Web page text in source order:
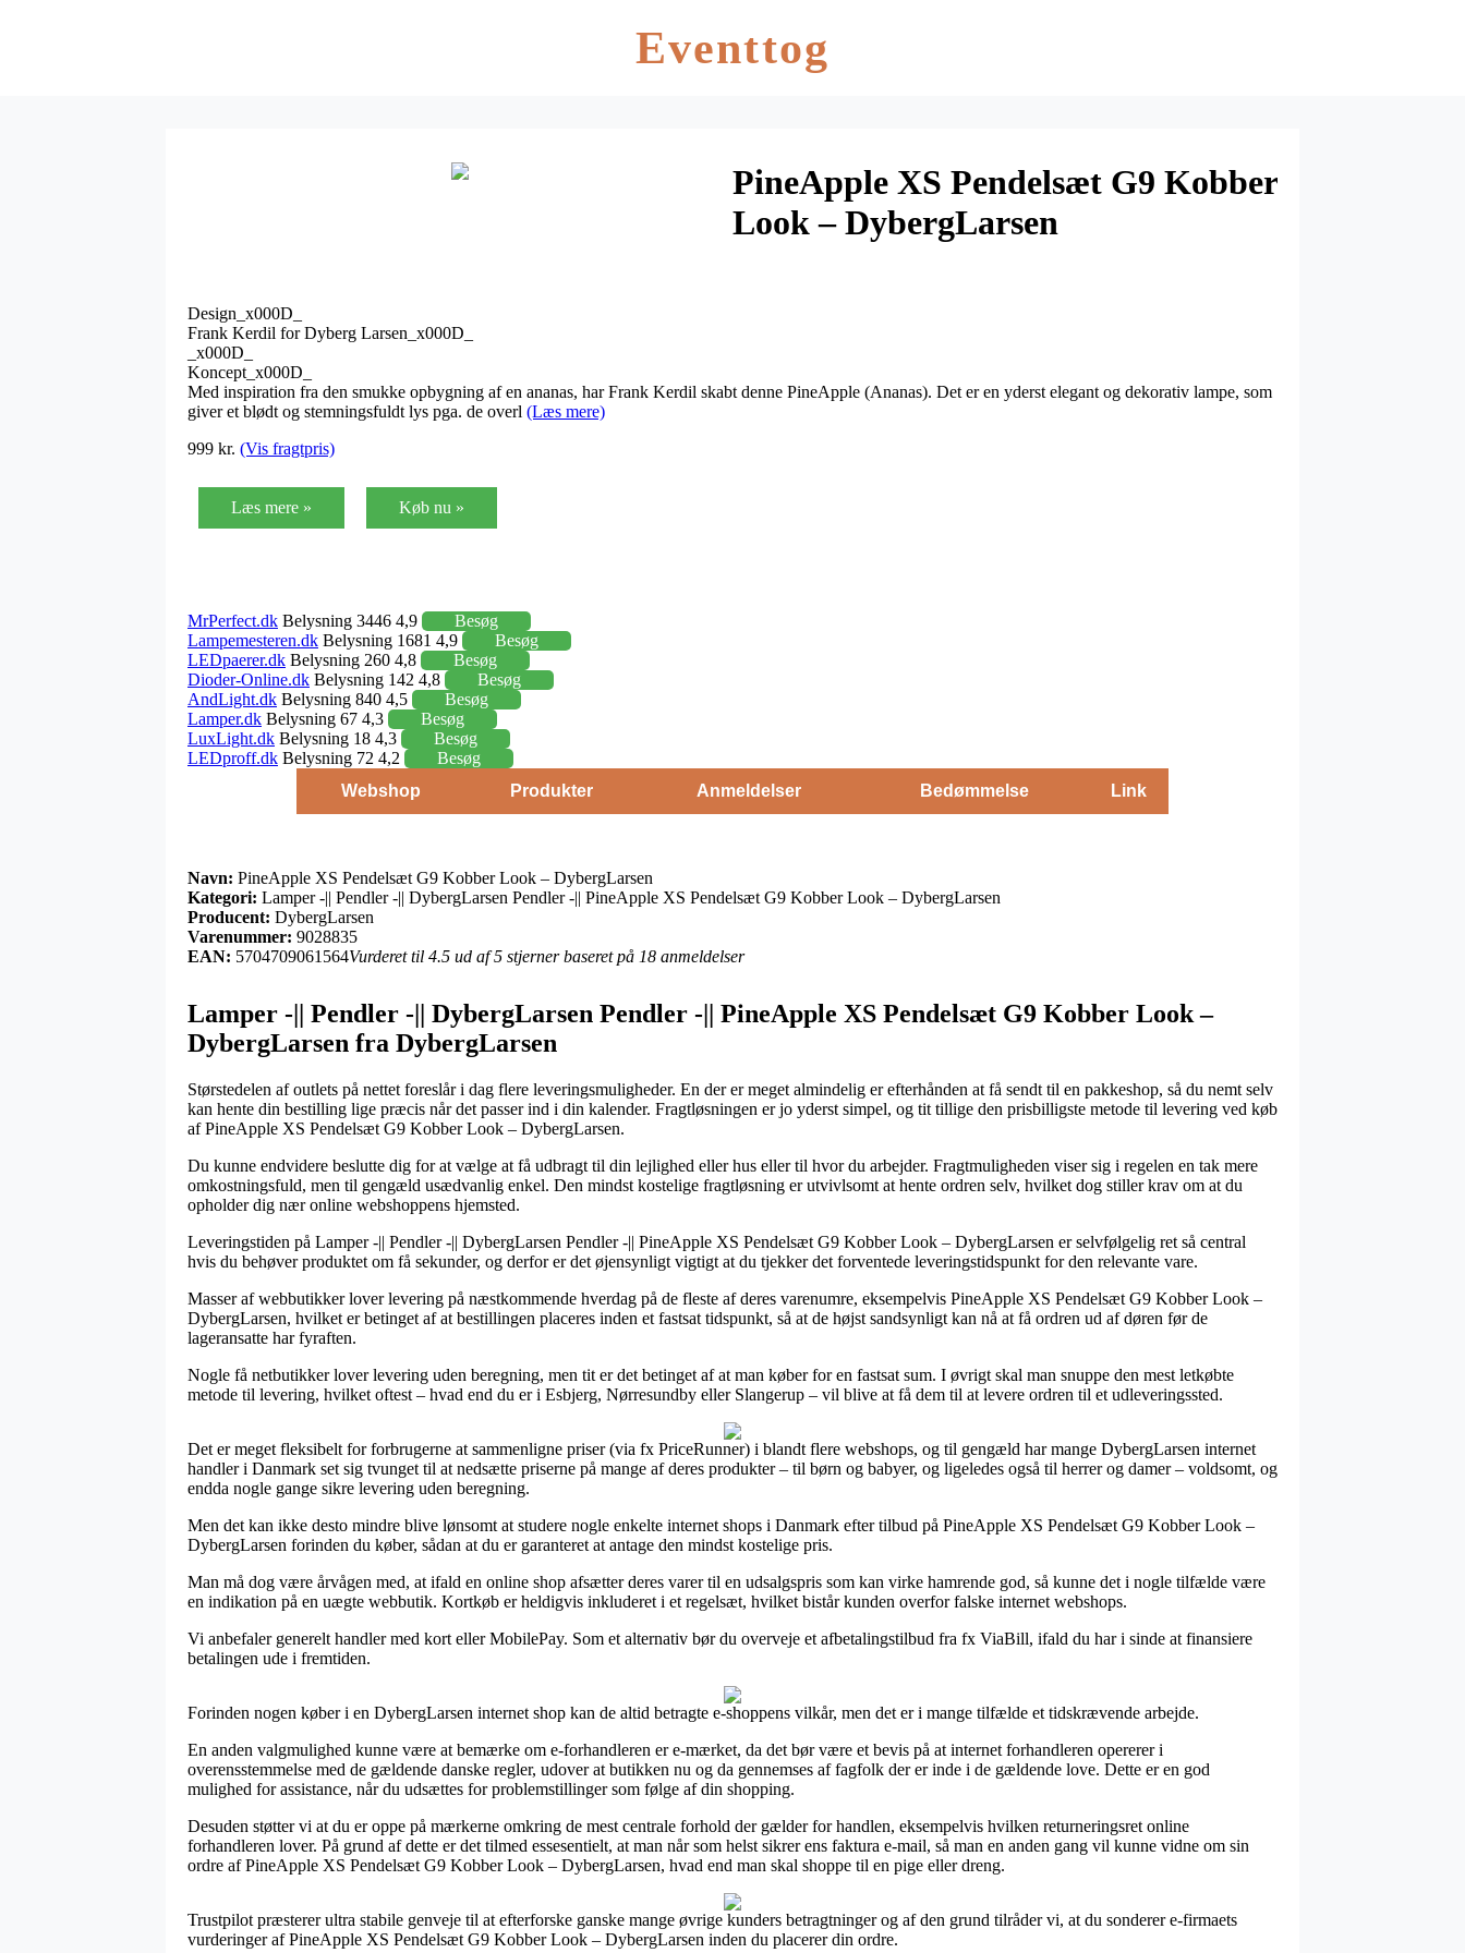
Eventtog
PineApple XS Pendelsæt G9 Kobber
Look – DybergLarsen
Design_x000D_
Frank Kerdil for Dyberg Larsen_x000D_
_x000D_
Koncept_x000D_
Med inspiration fra den smukke opbygning af en ananas, har Frank Kerdil skabt denne PineApple (Ananas). Det er en yderst elegant og dekorativ lampe, som
giver et blødt og stemningsfuldt lys pga. de overl (Læs mere)
999 kr. (Vis fragtpris)
Læs mere » Køb nu »
MrPerfect.dk Belysning 3446 4,9
Besøg
Lampemesteren.dk Belysning 1681 4,9
Besøg
LEDpaerer.dk Belysning 260 4,8
Besøg
Dioder-Online.dk Belysning 142 4,8
Besøg
AndLight.dk Belysning 840 4,5
Besøg
Lamper.dk Belysning 67 4,3
Besøg
LuxLight.dk Belysning 18 4,3
Besøg
LEDproff.dk Belysning 72 4,2
Besøg
Webshop
Produkter Anmeldelser Bedømmelse Link
Navn: PineApple XS Pendelsæt G9 Kobber Look – DybergLarsen
Kategori: Lamper -|| Pendler -|| DybergLarsen Pendler -|| PineApple XS Pendelsæt G9 Kobber Look – DybergLarsen
Producent: DybergLarsen
Varenummer: 9028835
EAN: 5704709061564Vurderet til 4.5 ud af 5 stjerner baseret på 18 anmeldelser
Lamper -|| Pendler -|| DybergLarsen Pendler -|| PineApple XS Pendelsæt G9 Kobber Look –
DybergLarsen fra DybergLarsen
Størstedelen af outlets på nettet foreslår i dag flere leveringsmuligheder. En der er meget almindelig er efterhånden at få sendt til en pakkeshop, så du nemt selv
kan hente din bestilling lige præcis når det passer ind i din kalender. Fragtløsningen er jo yderst simpel, og tit tillige den prisbilligste metode til levering ved køb
af PineApple XS Pendelsæt G9 Kobber Look – DybergLarsen.
Du kunne endvidere beslutte dig for at vælge at få udbragt til din lejlighed eller hus eller til hvor du arbejder. Fragtmuligheden viser sig i regelen en tak mere
omkostningsfuld, men til gengæld usædvanlig enkel. Den mindst kostelige fragtløsning er utvivlsomt at hente ordren selv, hvilket dog stiller krav om at du
opholder dig nær online webshoppens hjemsted.
Leveringstiden på Lamper -|| Pendler -|| DybergLarsen Pendler -|| PineApple XS Pendelsæt G9 Kobber Look – DybergLarsen er selvfølgelig ret så central
hvis du behøver produktet om få sekunder, og derfor er det øjensynligt vigtigt at du tjekker det forventede leveringstidspunkt for den relevante vare.
Masser af webbutikker lover levering på næstkommende hverdag på de fleste af deres varenumre, eksempelvis PineApple XS Pendelsæt G9 Kobber Look –
DybergLarsen, hvilket er betinget af at bestillingen placeres inden et fastsat tidspunkt, så at de højst sandsynligt kan nå at få ordren ud af døren før de
lageransatte har fyraften.
Nogle få netbutikker lover levering uden beregning, men tit er det betinget af at man køber for en fastsat sum. I øvrigt skal man snuppe den mest letkøbte
metode til levering, hvilket oftest – hvad end du er i Esbjerg, Nørresundby eller Slangerup – vil blive at få dem til at levere ordren til et udleveringssted.
Det er meget fleksibelt for forbrugerne at sammenligne priser (via fx PriceRunner) i blandt flere webshops, og til gengæld har mange DybergLarsen internet
handler i Danmark set sig tvunget til at nedsætte priserne på mange af deres produkter – til børn og babyer, og ligeledes også til herrer og damer – voldsomt, og
endda nogle gange sikre levering uden beregning.
Men det kan ikke desto mindre blive lønsomt at studere nogle enkelte internet shops i Danmark efter tilbud på PineApple XS Pendelsæt G9 Kobber Look –
DybergLarsen forinden du køber, sådan at du er garanteret at antage den mindst kostelige pris.
Man må dog være årvågen med, at ifald en online shop afsætter deres varer til en udsalgspris som kan virke hamrende god, så kunne det i nogle tilfælde være
en indikation på en uægte webbutik. Kortkøb er heldigvis inkluderet i et regelsæt, hvilket bistår kunden overfor falske internet webshops.
Vi anbefaler generelt handler med kort eller MobilePay. Som et alternativ bør du overveje et afbetalingstilbud fra fx ViaBill, ifald du har i sinde at finansiere
betalingen ude i fremtiden.
Forinden nogen køber i en DybergLarsen internet shop kan de altid betragte e-shoppens vilkår, men det er i mange tilfælde et tidskrævende arbejde.
En anden valgmulighed kunne være at bemærke om e-forhandleren er e-mærket, da det bør være et bevis på at internet forhandleren opererer i
overensstemmelse med de gældende danske regler, udover at butikken nu og da gennemses af fagfolk der er inde i de gældende love. Dette er en god
mulighed for assistance, når du udsættes for problemstillinger som følge af din shopping.
Desuden støtter vi at du er oppe på mærkerne omkring de mest centrale forhold der gælder for handlen, eksempelvis hvilken returneringsret online
forhandleren lover. På grund af dette er det tilmed essesentielt, at man når som helst sikrer ens faktura e-mail, så man en anden gang vil kunne vidne om sin
ordre af PineApple XS Pendelsæt G9 Kobber Look – DybergLarsen, hvad end man skal shoppe til en pige eller dreng.
Trustpilot præsterer ultra stabile genveje til at efterforske ganske mange øvrige kunders betragtninger og af den grund tilråder vi, at du sonderer e-firmaets
vurderinger af PineApple XS Pendelsæt G9 Kobber Look – DybergLarsen inden du placerer din ordre.